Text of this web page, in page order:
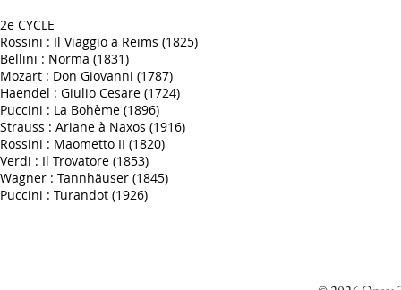
2e CYCLE
Rossini : Il Viaggio a Reims (1825)
Bellini : Norma (1831)
Mozart : Don Giovanni (1787)
Haendel : Giulio Cesare (1724)
Puccini : La Bohème (1896)
Strauss : Ariane à Naxos (1916)
Rossini : Maometto II (1820)
Verdi : Il Trovatore (1853)
Wagner : Tannhäuser (1845)
Puccini : Turandot (1926)